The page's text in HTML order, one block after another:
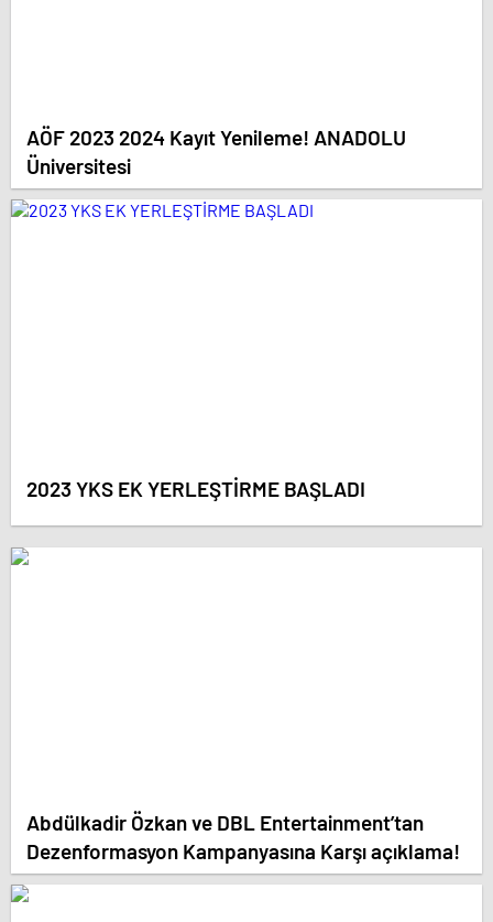
AÖF 2023 2024 Kayıt Yenileme! ANADOLU
Üniversitesi
2023 YKS EK YERLEŞTİRME BAŞLADI
Abdülkadir Özkan ve DBL Entertainment’tan
Dezenformasyon Kampanyasına Karşı açıklama!